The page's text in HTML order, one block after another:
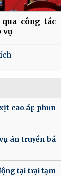
công tác
vụ
cao áp phun
án truyền bá
tại trại tạm